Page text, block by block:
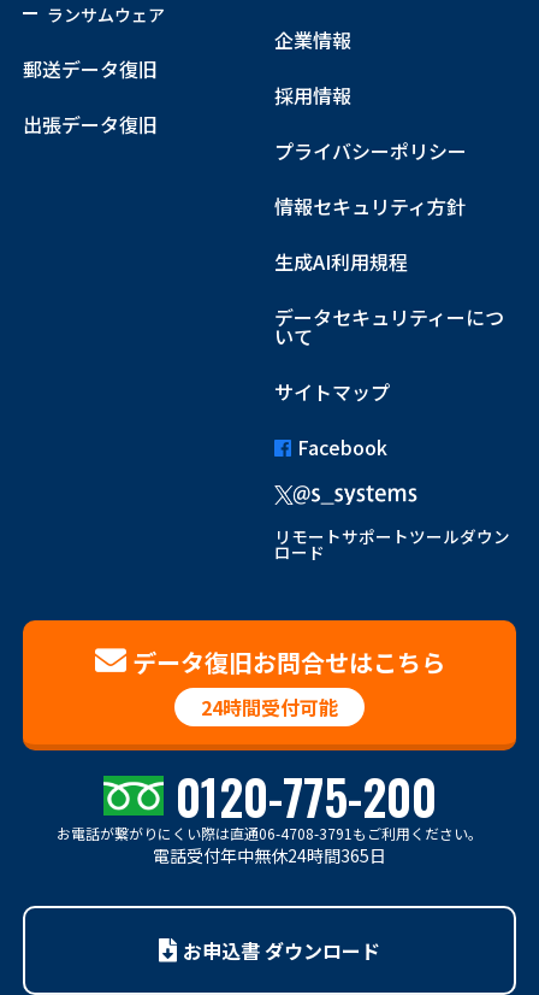
ランサムウェア
郵送データ復旧
出張データ復旧
企業情報
採用情報
プライバシーポリシー
情報セキュリティ方針
生成AI利用規程
データセキュリティーにつ
いて
サイトマップ
Facebook
リモートサポートツールダウン
ロード
データ復旧お問合せはこちら
24時間受付可能
0120-775-200
お電話が繋がりにくい際は直通06-4708-3791もご利用ください。
電話受付年中無休24時間365日
お申込書 ダウンロード